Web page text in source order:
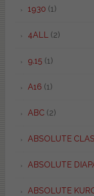
1930 (1)
4ALL (2)
9.15 (1)
A16 (1)
ABC(2)
ABSOLUTE
ABSOLUTE
ABSOLUTE